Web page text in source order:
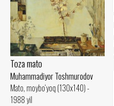
Toza mato
Muhammadiyor Toshmurodov
Mato, moybo‘yoq (130x140) -
1988 yil